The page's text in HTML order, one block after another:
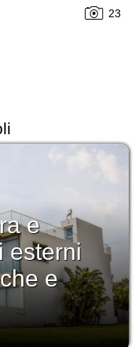
23
e
esterni
e